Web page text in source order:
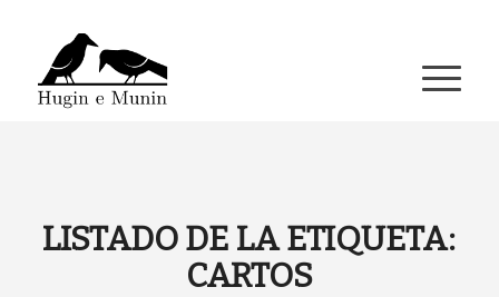
LISTADO DE LA ETIQUETA:
CARTOS